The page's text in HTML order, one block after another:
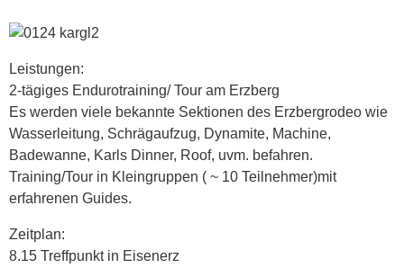
Leistungen:
2-tägiges Endurotraining/ Tour am Erzberg
Es werden viele bekannte Sektionen des Erzbergrodeo wie
Wasserleitung, Schrägaufzug, Dynamite, Machine,
Badewanne, Karls Dinner, Roof, uvm. befahren.
Training/Tour in Kleingruppen ( ~ 10 Teilnehmer)mit
erfahrenen Guides.
Zeitplan:
8.15 Treffpunkt in Eisenerz